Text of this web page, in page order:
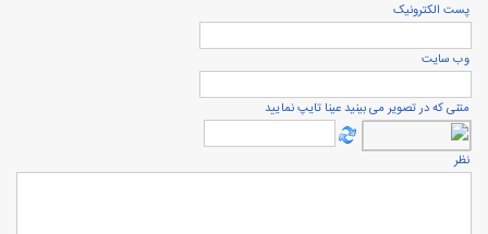
پست الكترونيک
وب سایت
متنی که در تصویر می بینید عینا تایپ نمایید
نظر